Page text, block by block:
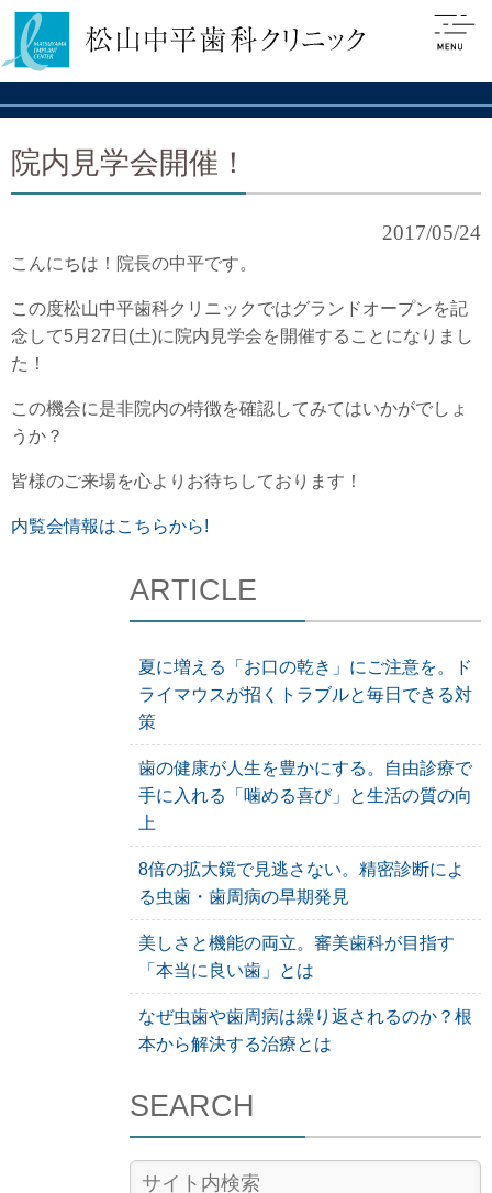
院内見学会開催！
2017/05/24
こんにちは！院長の中平です。
この度松山中平歯科クリニックではグランドオープンを記
念して5月27日(土)に院内見学会を開催することになりまし
た！
この機会に是非院内の特徴を確認してみてはいかがでしょ
うか？
皆様のご来場を心よりお待ちしております！
内覧会情報はこちらから!
ARTICLE
夏に増える「お口の乾き」にご注意を。ド
ライマウスが招くトラブルと毎日できる対
策
歯の健康が人生を豊かにする。自由診療で
手に入れる「噛める喜び」と生活の質の向
上
8倍の拡大鏡で見逃さない。精密診断によ
る虫歯・歯周病の早期発見
美しさと機能の両立。審美歯科が目指す
「本当に良い歯」とは
なぜ虫歯や歯周病は繰り返されるのか？根
本から解決する治療とは
SEARCH